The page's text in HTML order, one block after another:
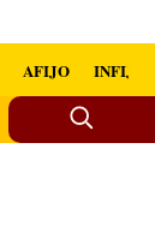
AFIJO INFIJO